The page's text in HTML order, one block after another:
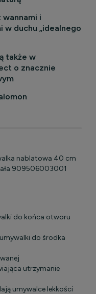
wannami i
duchu „idealnego
także w
o znacznie
nablatowa 40 cm
909506003001
do końca otworu
do środka
utrzymanie
umywalce lekkości